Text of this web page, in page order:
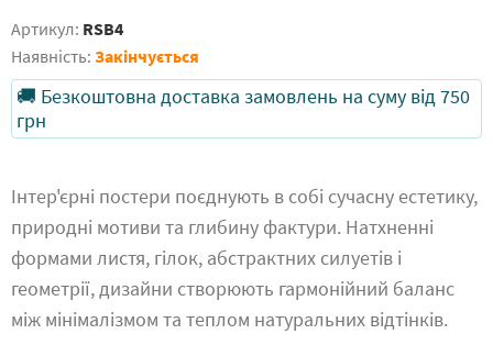
Артикул: RSB4
Наявність: Закінчується
🚚 Безкоштовна доставка замовлень на суму від 750
грн
Інтер'єрні постери поєднують в собі сучасну естетику,
природні мотиви та глибину фактури. Натхненні
формами листя, гілок, абстрактних силуетів і
геометрії, дизайни створюють гармонійний баланс
між мінімалізмом та теплом натуральних відтінків.